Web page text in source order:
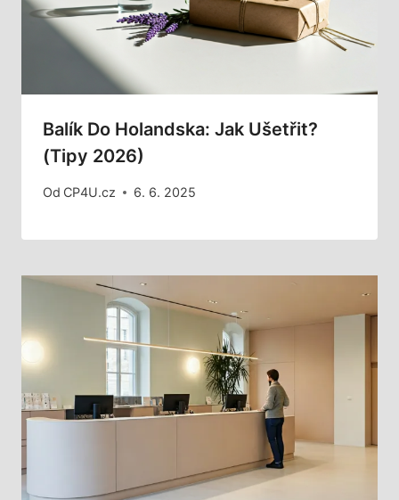
Balík Do Holandska: Jak Ušetřit?
(Tipy 2026)
Od CP4U.cz 6. 6. 2025